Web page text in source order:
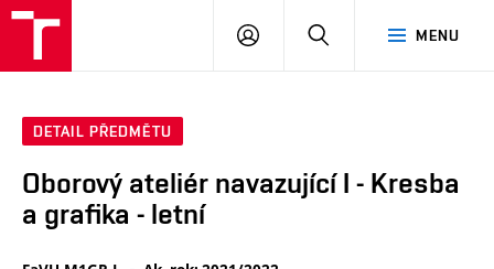
MENU
PŘIHLÁSIT
DETAIL PŘEDMĚTU
Oborový ateliér navazující I - Kresba
a grafika - letní